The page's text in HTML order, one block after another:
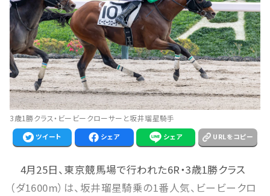
3歳1勝クラス・ビービークローサーと坂井瑠星騎手
ツイート シェア シェア URLをコピー
4月25日、東京競馬場で行われた6R・3歳1勝クラス
（ダ1600m）は、坂井瑠星騎乗の1番人気、ビービークロ